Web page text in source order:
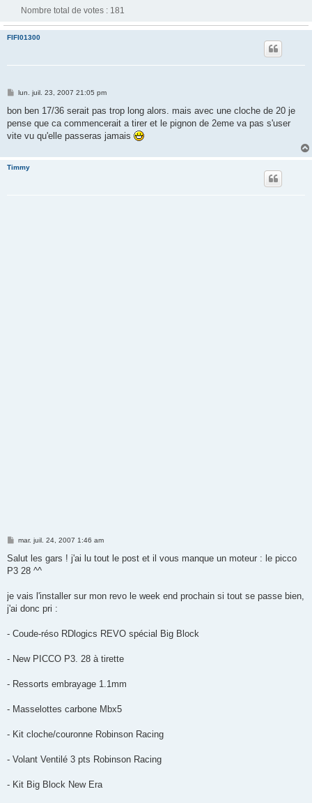
Nombre total de votes : 181
FIFI01300
M
s
a
g
lun. juil. 23, 2007 21:05 pm
bon ben 17/36 serait pas trop long alors. mais avec une cloche de 20 je
pense que ca commencerait a tirer et le pignon de 2eme va pas s'user
vite vu qu'elle passeras jamais
Timmy
M
s
a
mar. juil. 24, 2007 1:46 am
Salut les gars ! j'ai lu tout le post et il vous manque un moteur : le picco
P3 28 ^^
je vais l'installer sur mon revo le week end prochain si tout se passe bien,
j'ai donc pri :
- Coude-réso RDlogics REVO spécial Big Block
- New PICCO P3. 28 à tirette
- Ressorts embrayage 1.1mm
- Masselottes carbone Mbx5
- Kit cloche/couronne Robinson Racing
- Volant Ventilé 3 pts Robinson Racing
- Kit Big Block New Era